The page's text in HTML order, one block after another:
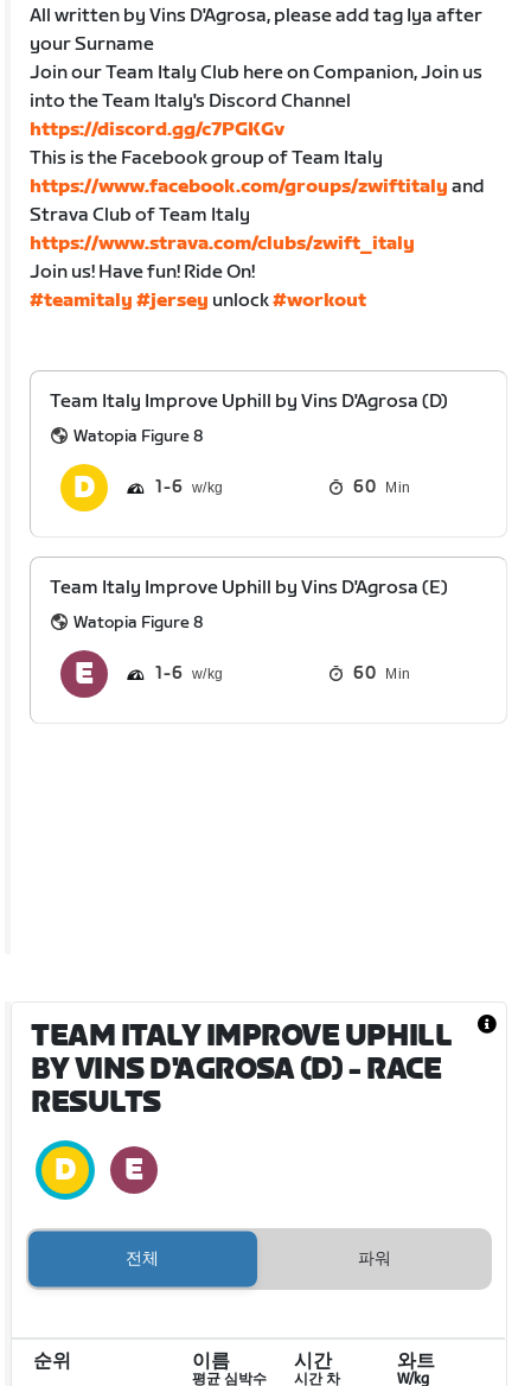
All written by Vins D'Agrosa, please add tag Iya after
your Surname
Join our Team Italy Club here on Companion, Join us
into the Team Italy's Discord Channel
https://discord.gg/c7PGKGv
This is the Facebook group of Team Italy
https://www.facebook.com/groups/zwiftitaly and
Strava Club of Team Italy
https://www.strava.com/clubs/zwift_italy
Join us! Have fun! Ride On!
#teamitaly #jersey unlock#workout
Team Italy Improve Uphill by Vins D'Agrosa (D)
Watopia Figure 8
1 6 60 Min
Team Italy Improve Uphill by Vins D'Agrosa (E)
Watopia Figure 8
1 6 60 Min
TEAM ITALY IMPROVE UPHILL
BY VINS D'AGROSA (D)- RACE
RESULTS
전체 파워
순위 이름
평균 심박수
시간
시간 차
와트
W/kg